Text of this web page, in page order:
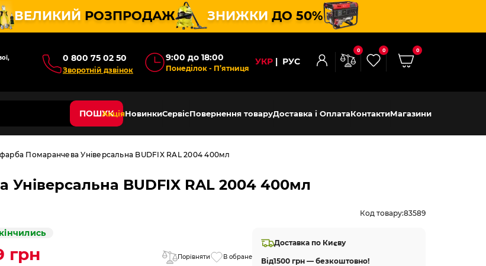
ВЕЛИКИЙ РОЗПРОДАЖ ЗНИЖКИ ДО 50%
0 800 75 02 50
Зворотній дзвінок
9:00 до 18:00
Понеділок - П’ятниця
УКР РУС
0 0 0
ПОШУКАкціяНовинкиСервісПовернення товаруДоставка і ОплатаКонтактиМагазини
Помаранчева Універсальна BUDFIX RAL 2004 400мл
BUDFIX RAL 2004 400мл
Код товару:83589
грн Порівняти В обране
Доставка по Києву
Від1500 грн — безкоштовно!